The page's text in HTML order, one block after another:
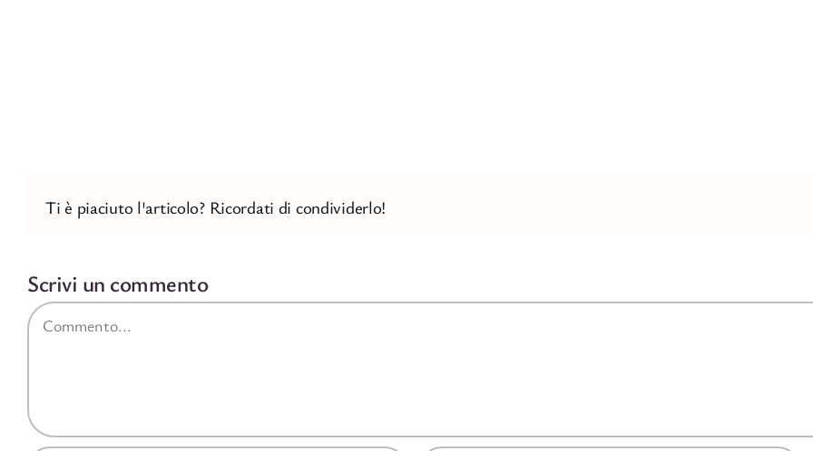
Ti è piaciuto l'articolo? Ricordati di condividerlo!
Scrivi un commento
Commento